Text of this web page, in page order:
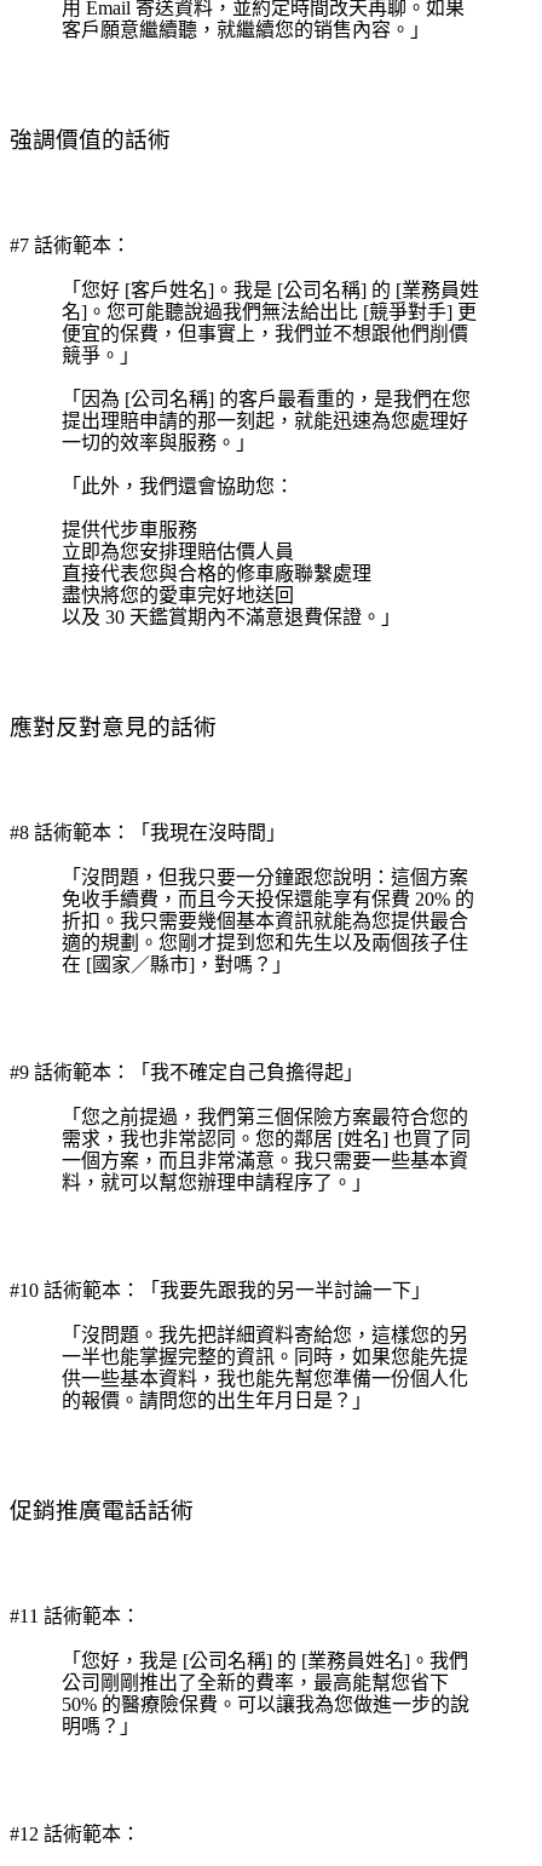
用 Email 寄送資料，並約定時間改天再聊。如果
客戶願意繼續聽，就繼續您的销售內容。」
強調價值的話術
#7 話術範本：
「您好 [客戶姓名]。我是 [公司名稱] 的 [業務員姓
名]。您可能聽說過我們無法給出比 [競爭對手] 更
便宜的保費，但事實上，我們並不想跟他們削價
競爭。」
「因為 [公司名稱] 的客戶最看重的，是我們在您
提出理賠申請的那一刻起，就能迅速為您處理好
一切的效率與服務。」
「此外，我們還會協助您：
提供代步車服務
立即為您安排理賠估價人員
直接代表您與合格的修車廠聯繫處理
盡快將您的愛車完好地送回
以及 30 天鑑賞期內不滿意退費保證。」
應對反對意見的話術
#8 話術範本：「我現在沒時間」
「沒問題，但我只要一分鐘跟您說明：這個方案
免收手續費，而且今天投保還能享有保費 20% 的
折扣。我只需要幾個基本資訊就能為您提供最合
適的規劃。您剛才提到您和先生以及兩個孩子住
在 [國家／縣市]，對嗎？」
#9 話術範本：「我不確定自己負擔得起」
「您之前提過，我們第三個保險方案最符合您的
需求，我也非常認同。您的鄰居 [姓名] 也買了同
一個方案，而且非常滿意。我只需要一些基本資
料，就可以幫您辦理申請程序了。」
#10 話術範本：「我要先跟我的另一半討論一下」
「沒問題。我先把詳細資料寄給您，這樣您的另
一半也能掌握完整的資訊。同時，如果您能先提
供一些基本資料，我也能先幫您準備一份個人化
的報價。請問您的出生年月日是？」
促銷推廣電話話術
#11 話術範本：
「您好，我是 [公司名稱] 的 [業務員姓名]。我們
公司剛剛推出了全新的費率，最高能幫您省下
50% 的醫療險保費。可以讓我為您做進一步的說
明嗎？」
#12 話術範本：